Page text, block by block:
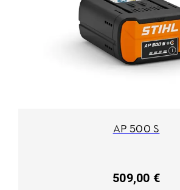
AP 500 S
509,00 €